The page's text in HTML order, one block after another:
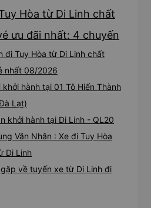
Hòa từ Di Linh chất
ưu đãi nhất: 4 chuyến
đi Tuy Hòa từ Di Linh chất
nhất 08/2026
khởi hành tại 01 Tô Hiến Thành
Lạt)
khởi hành tại Di Linh - QL20
Văn Nhân : Xe đi Tuy Hòa
Di Linh
về tuyến xe từ Di Linh đi